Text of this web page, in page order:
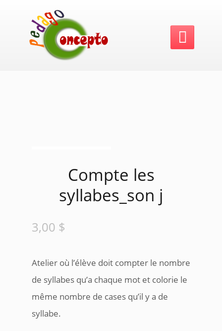

Compte les
syllabes_son j
3,00 $
Atelier où l’élève doit compter le nombre
de syllabes qu’a chaque mot et colorie le
même nombre de cases qu’il y a de
syllabe.